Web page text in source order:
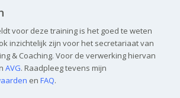
voor deze training is het goed te weten
inzichtelijk zijn voor het secretariaat van
& Coaching. Voor de verwerking hiervan
AVG. Raadpleeg tevens mijn
en FAQ.